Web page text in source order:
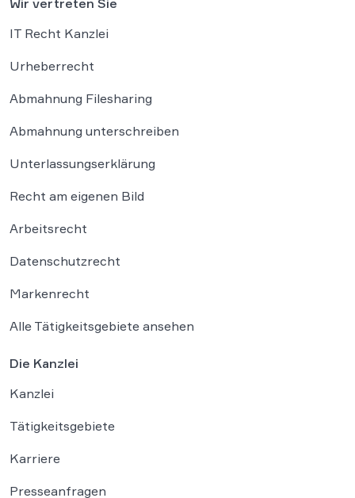
IT Recht Kanzlei
Urheberrecht
Abmahnung Filesharing
Abmahnung unterschreiben
Unterlassungserklärung
Recht am eigenen Bild
Arbeitsrecht
Datenschutzrecht
Markenrecht
Alle Tätigkeitsgebiete ansehen
Die Kanzlei
Kanzlei
Tätigkeitsgebiete
Karriere
Presseanfragen